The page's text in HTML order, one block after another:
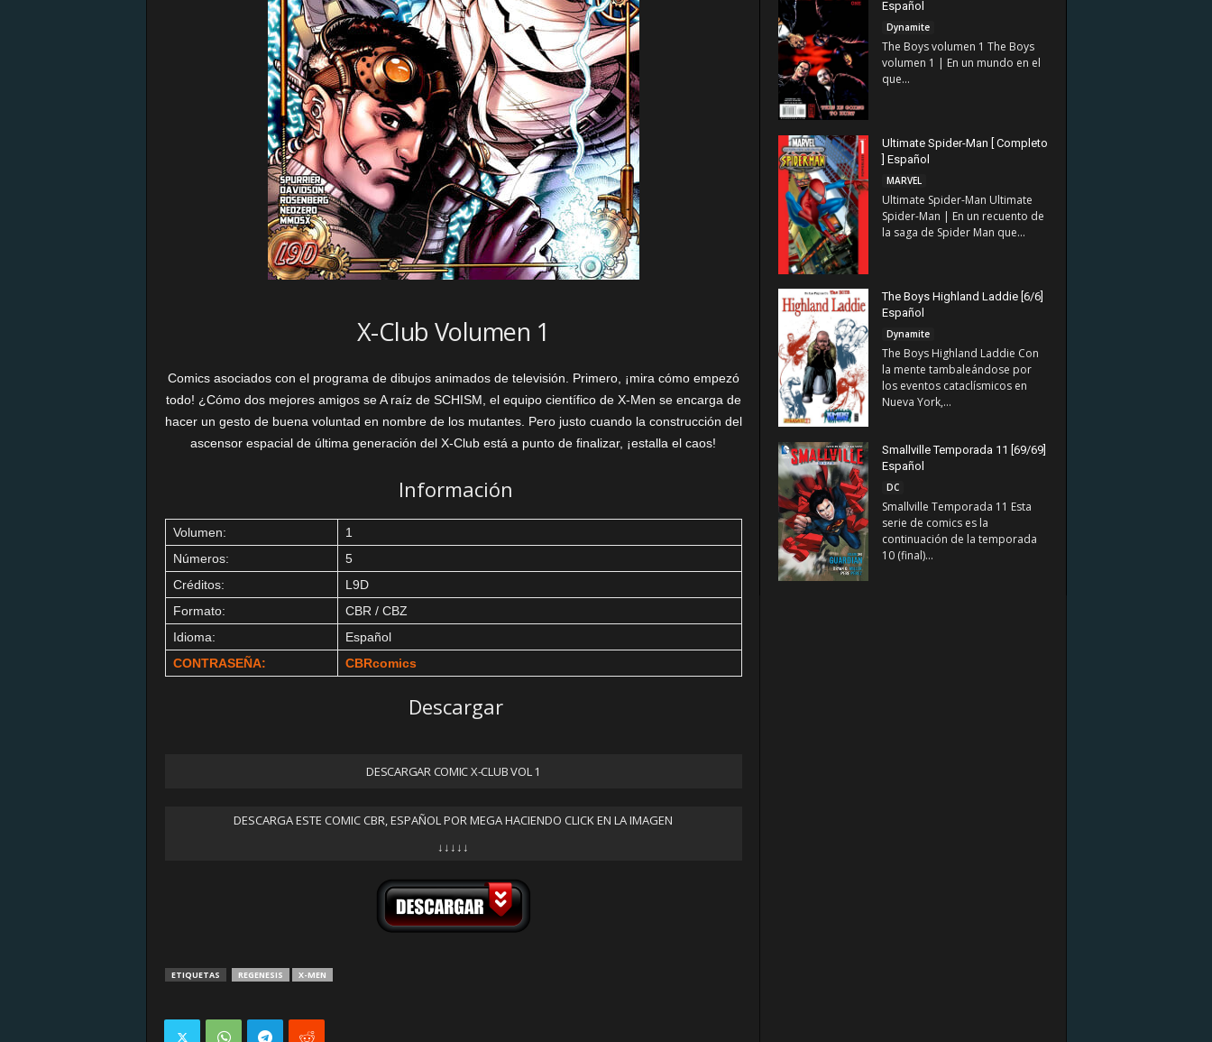
X-Club Volumen 1
Comics asociados con el programa de dibujos animados de televisión. Primero, ¡mira cómo empezó
todo! ¿Cómo dos mejores amigos se A raíz de SCHISM, el equipo científico de X-Men se encarga de
hacer un gesto de buena voluntad en nombre de los mutantes. Pero justo cuando la construcción del
ascensor espacial de última generación del X-Club está a punto de finalizar, ¡estalla el caos!
Información
Volumen:
1
Números:
5
Créditos:
L9D
Formato:
CBR / CBZ
Idioma:
Español
CONTRASEÑA:
CBRcomics
Descargar
DESCARGAR COMIC X-CLUB VOL 1
DESCARGA ESTE COMIC CBR, ESPAÑOL POR MEGA HACIENDO CLICK EN LA IMAGEN
↓↓↓↓↓
ETIQUETAS REGENESIS X-MEN
Español
Dynamite
The Boys volumen 1 The Boys
volumen 1 | En un mundo en el
que...
Ultimate Spider-Man [ Completo
] Español
MARVEL
Ultimate Spider-Man Ultimate
Spider-Man | En un recuento de
la saga de Spider Man que...
The Boys Highland Laddie [6/6]
Español
Dynamite
The Boys Highland Laddie Con
la mente tambaleándose por
los eventos cataclísmicos en
Nueva York,...
Smallville Temporada 11 [69/69]
Español
DC
Smallville Temporada 11 Esta
serie de comics es la
continuación de la temporada
10 (final)...